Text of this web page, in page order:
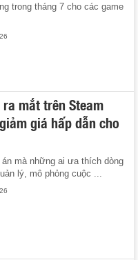
trong tháng 7 cho các game
mắt trên Steam
giá hấp dẫn cho
án mà những ai ưa thích dòng
lý, mô phỏng cuộc ...